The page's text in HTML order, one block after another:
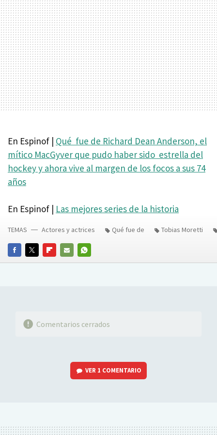
En Espinof | Qué fue de Richard Dean Anderson, el
mítico MacGyver que pudo haber sido estrella del
hockey y ahora vive al margen de los focos a sus 74
años
En Espinof | Las mejores series de la historia
FACEBOOKTWITTERFLIPBOARD
E-
WHATSAPP
TEMAS Actores y actrices Qué fue de Tobias Moretti
Comentarios cerrados
VER 1 COMENTARIO